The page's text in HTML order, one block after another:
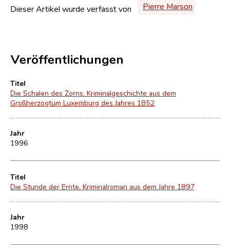
Dieser Artikel wurde verfasst von Pierre Marson
Veröffentlichungen
Titel
Die Schalen des Zorns. Kriminalgeschichte aus dem
Großherzogtum Luxemburg des Jahres 1852
Jahr
1996
Titel
Die Stunde der Ernte. Kriminalroman aus dem Jahre 1897
Jahr
1998